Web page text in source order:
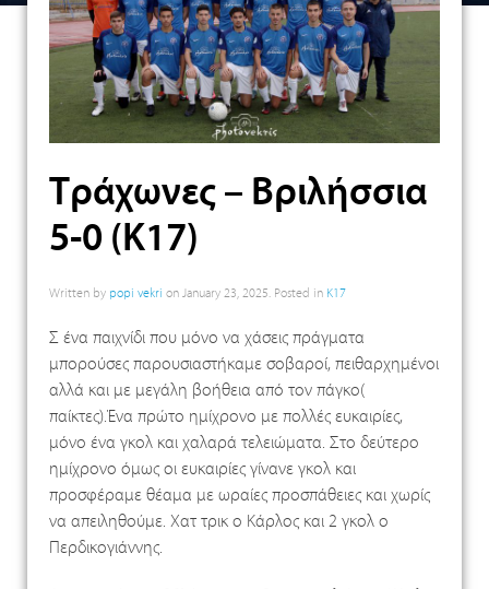
Τράχωνες – Βριλήσσια
5-0 (Κ17)
Written by popi vekri on January 23, 2025. Posted in K17
Σ ένα παιχνίδι που μόνο να χάσεις πράγματα
μπορούσες παρουσιαστήκαμε σοβαροί, πειθαρχημένοι
αλλά και με μεγάλη βοήθεια από τον πάγκο(
παίκτες).Ένα πρώτο ημίχρονο με πολλές ευκαιρίες,
μόνο ένα γκολ και χαλαρά τελειώματα. Στο δεύτερο
ημίχρονο όμως οι ευκαιρίες γίνανε γκολ και
προσφέραμε θέαμα με ωραίες προσπάθειες και χωρίς
να απειληθούμε. Χατ τρικ ο Κάρλος και 2 γκολ ο
Περδικογιάννης.